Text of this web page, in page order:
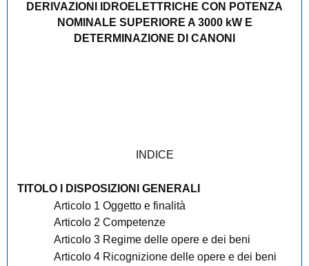
DERIVAZIONI IDROELETTRICHE CON POTENZA
NOMINALE SUPERIORE A 3000 kW E
DETERMINAZIONE DI CANONI
INDICE
TITOLO I DISPOSIZIONI GENERALI
Articolo 1 Oggetto e finalità
Articolo 2 Competenze
Articolo 3 Regime delle opere e dei beni
Articolo 4 Ricognizione delle opere e dei beni